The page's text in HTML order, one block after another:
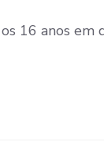
16 anos